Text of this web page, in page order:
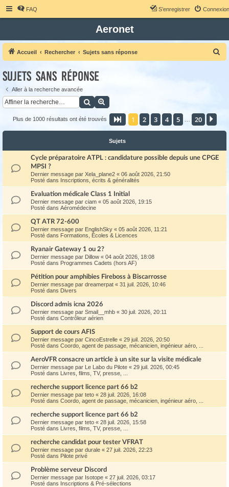
FAQ Connexion
S’enregistrer
Aeronet
Accueil Rechercher Sujets sans réponse
e
Sujets sans réponse
Aller à la recherche avancée
Rechercher
Plus de 1000 résultats ont été trouvés Page 1sur20
1 2 3 4 5 20
Sujets
Cycle préparatoire ATPL : candidature possible depuis une CPGE
MPSI ?
Dernier message par Xela_plane2 « 06 août 2026, 21:50
Posté dans Inscriptions, écrits & généralités
Evaluation médicale Class 1 Initial
Dernier message par ciam « 05 août 2026, 19:15
Posté dans Aéromédecine
QT ATR 72-600
Dernier message par EnglishSky « 05 août 2026, 11:21
Posté dans Formations, Écoles & Licences
Ryanair Gateway 1 ou 2?
Dernier message par Dillow « 04 août 2026, 18:08
Posté dans Programmes Cadets (hors AF)
Pétition pour amphibies Fireboss à Biscarrosse
Dernier message par dreamerpat « 31 juil. 2026, 10:46
Posté dans Divers
Discord admis icna 2026
Dernier message par Smail__mhb « 30 juil. 2026, 20:11
Posté dans Contrôleur aérien
Support de cours AFIS
Dernier message par CincoEstrelle « 29 juil. 2026, 20:50
Posté dans Coordo, agent de passage, mécanicien, ingénieur aéro, ...
AeroVFR consacre un article à un site sur la visite médicale
Dernier message par Le Labo du Pilote « 29 juil. 2026, 00:45
Posté dans Livres, films, TV, presse, ...
recherche support licence part 66 b2
Dernier message par teto « 28 juil. 2026, 16:08
Posté dans Coordo, agent de passage, mécanicien, ingénieur aéro, ...
recherche support licence part 66 b2
Dernier message par teto « 28 juil. 2026, 15:58
Posté dans Livres, films, TV, presse, ...
recherche candidat pour tester VFRAT
Dernier message par durale « 27 juil. 2026, 22:23
Posté dans Pilote privé
Problème serveur Discord
Dernier message par Isotope « 27 juil. 2026, 03:17
Posté dans Inscriptions & Pré-sélections